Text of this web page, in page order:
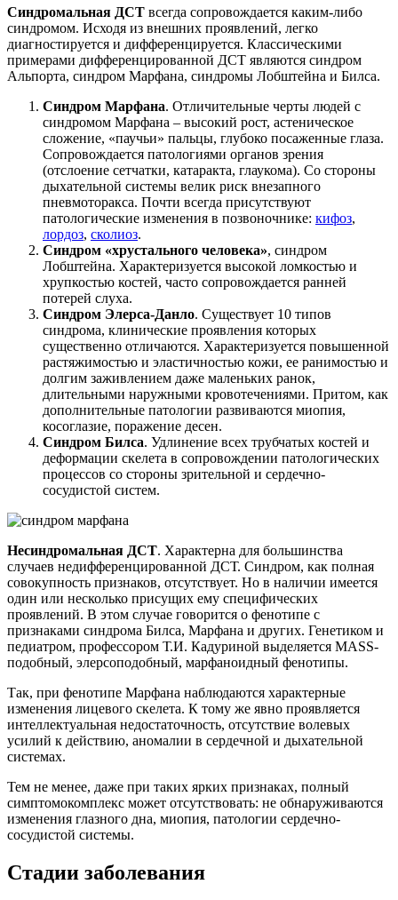
Синдромальная ДСТ всегда сопровождается каким-либо
синдромом. Исходя из внешних проявлений, легко
диагностируется и дифференцируется. Классическими
примерами дифференцированной ДСТ являются синдром
Альпорта, синдром Марфана, синдромы Лобштейна и Билса.
Синдром Марфана. Отличительные черты людей с
синдромом Марфана – высокий рост, астеническое
сложение, «паучьи» пальцы, глубоко посаженные глаза.
Сопровождается патологиями органов зрения
(отслоение сетчатки, катаракта, глаукома). Со стороны
дыхательной системы велик риск внезапного
пневмоторакса. Почти всегда присутствуют
патологические изменения в позвоночнике: кифоз,
лордоз, сколиоз.
Синдром «хрустального человека», синдром
Лобштейна. Характеризуется высокой ломкостью и
хрупкостью костей, часто сопровождается ранней
потерей слуха.
Синдром Элерса-Данло. Существует 10 типов
синдрома, клинические проявления которых
существенно отличаются. Характеризуется повышенной
растяжимостью и эластичностью кожи, ее ранимостью и
долгим заживлением даже маленьких ранок,
длительными наружными кровотечениями. Притом, как
дополнительные патологии развиваются миопия,
косоглазие, поражение десен.
Синдром Билса. Удлинение всех трубчатых костей и
деформации скелета в сопровождении патологических
процессов со стороны зрительной и сердечно-
сосудистой систем.
Несиндромальная ДСТ. Характерна для большинства
случаев недифференцированной ДСТ. Синдром, как полная
совокупность признаков, отсутствует. Но в наличии имеется
один или несколько присущих ему специфических
проявлений. В этом случае говорится о фенотипе с
признаками синдрома Билса, Марфана и других. Генетиком и
педиатром, профессором Т.И. Кадуриной выделяется MASS-
подобный, элерсоподобный, марфаноидный фенотипы.
Так, при фенотипе Марфана наблюдаются характерные
изменения лицевого скелета. К тому же явно проявляется
интеллектуальная недостаточность, отсутствие волевых
усилий к действию, аномалии в сердечной и дыхательной
системах.
Тем не менее, даже при таких ярких признаках, полный
симптомокомплекс может отсутствовать: не обнаруживаются
изменения глазного дна, миопия, патологии сердечно-
сосудистой системы.
Стадии заболевания